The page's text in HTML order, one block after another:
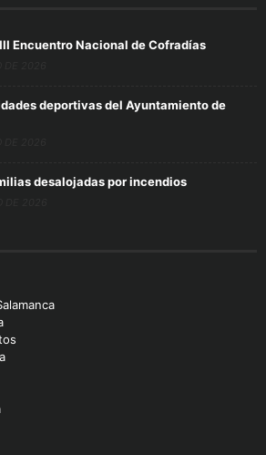
Encuentro Nacional de Cofradías
deportivas del Ayuntamiento de
desalojadas por incendios